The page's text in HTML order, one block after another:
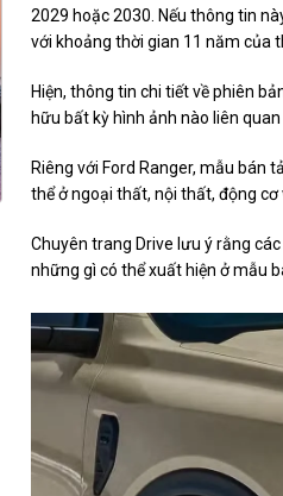
2029 hoặc 2030. Nếu thông tin
với khoảng thời gian 11 năm của
Hiện, thông tin chi tiết về phiên
hữu bất kỳ hình ảnh nào liên
Riêng với Ford Ranger, mẫu bán
thể ở ngoại thất, nội thất, động cơ
Chuyên trang Drive lưu ý rằng
những gì có thể xuất hiện ở mẫu